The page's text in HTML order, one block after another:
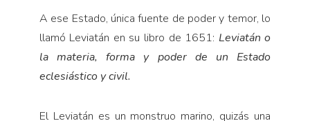
A ese Estado, única fuente de poder y temor, lo
llamó Leviatán en su libro de 1651: Leviatán o
la materia, forma y poder de un Estado
eclesiástico y civil.
El Leviatán es un monstruo marino, quizás una